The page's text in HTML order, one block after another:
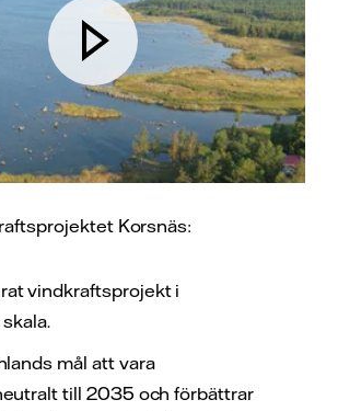
Korsnäs:
vindkraftsprojekt i
skala.
mål att vara
till 2035 och förbättrar